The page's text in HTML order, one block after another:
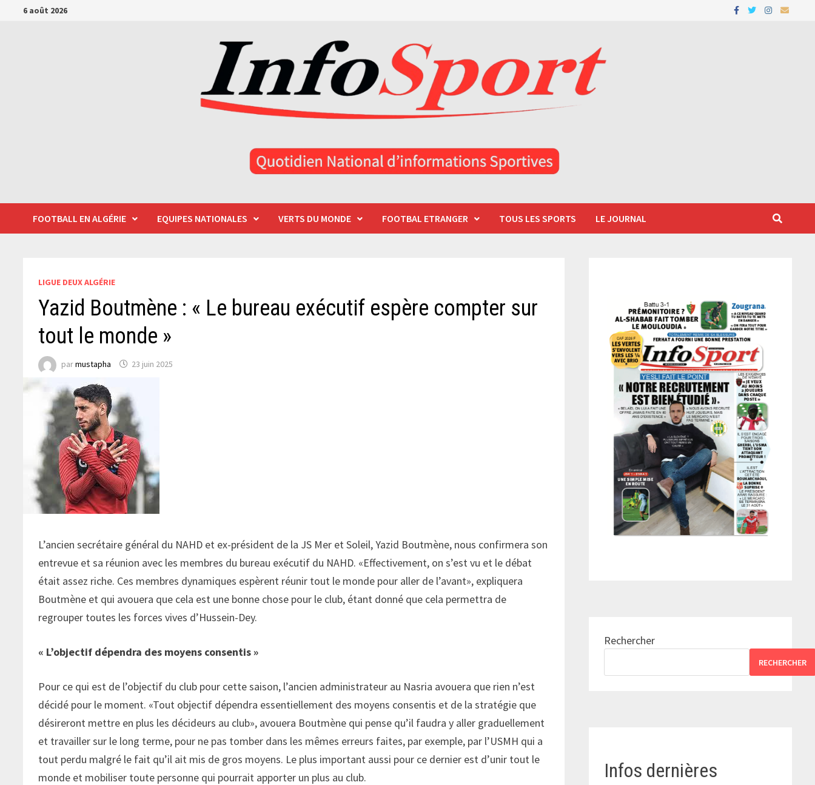
Passer6 août 2026
FOOTBALL EN ALGÉRIE EQUIPES NATIONALES VERTS DU MONDE FOOTBAL ETRANGER TOUS LES SPORTS LE JOURNAL
LIGUE DEUX ALGÉRIE
Yazid Boutmène : « Le bureau exécutif espère compter sur
tout le monde »
parmustapha 23 juin 2025
L’ancien secrétaire général du NAHD et ex-président de la JS Mer et Soleil, Yazid Boutmène, nous confirmera son
entrevue et sa réunion avec les membres du bureau exécutif du NAHD. «Effectivement, on s’est vu et le débat
était assez riche. Ces membres dynamiques espèrent réunir tout le monde pour aller de l’avant», expliquera
Boutmène et qui avouera que cela est une bonne chose pour le club, étant donné que cela permettra de
regrouper toutes les forces vives d’Hussein-Dey.
« L’objectif dépendra des moyens consentis »
Pour ce qui est de l’objectif du club pour cette saison, l’ancien administrateur au Nasria avouera que rien n’est
décidé pour le moment. «Tout objectif dépendra essentiellement des moyens consentis et de la stratégie que
désireront mettre en plus les décideurs au club», avouera Boutmène qui pense qu’il faudra y aller graduellement
et travailler sur le long terme, pour ne pas tomber dans les mêmes erreurs faites, par exemple, par l’USMH qui a
tout perdu malgré le fait qu’il ait mis de gros moyens. Le plus important aussi pour ce dernier est d’unir tout le
monde et mobiliser toute personne qui pourrait apporter un plus au club.
Rechercher
RECHERCHER
Infos dernières